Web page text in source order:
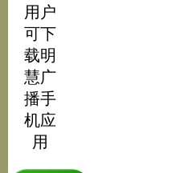
用户
可下
载明
慧广
播手
机应
用